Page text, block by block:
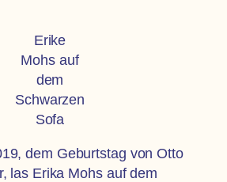
Erike
Mohs auf
dem
Schwarzen
Sofa
dem Geburtstag von Otto
las Erika Mohs auf dem